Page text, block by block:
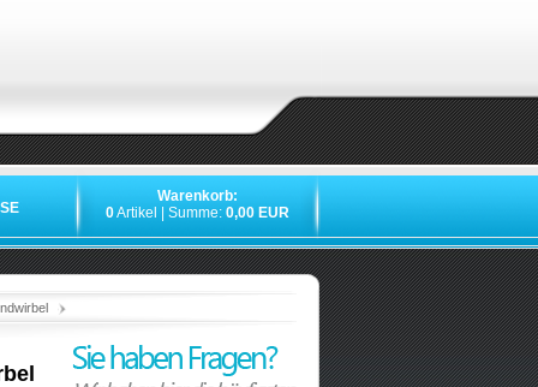
Warenkorb:
0Artikel | Summe: 0,00 EUR